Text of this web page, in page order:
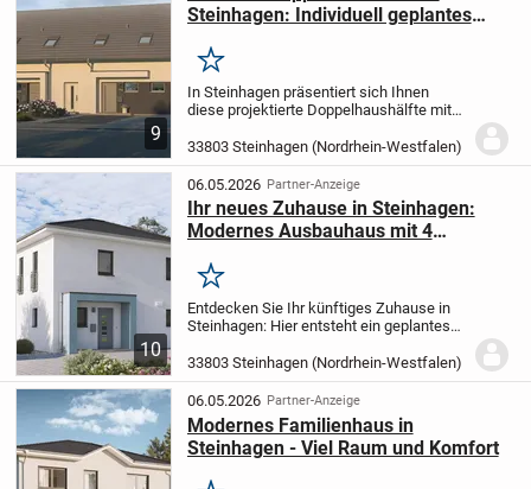
9
Steinhagen: Individuell geplantes
Merken
In Steinhagen präsentiert sich Ihnen
diese projektierte Doppelhaushälfte mit
Etagen und insgesamt vier Zimmern. Mit
drei Schlafzimmern, einem modern
ausgestatte...
33803 Steinhagen (Nordrhein-Westfalen)
10
06.05.2026 Partner-Anzeige
Ihr neues Zuhause in Steinhagen:
Modernes Ausbauhaus mit 4
Merken
Entdecken Sie Ihr künftiges Zuhause in
Steinhagen: Hier entsteht ein geplantes
m² Wohnfläche, das ganz nach Ihren
Wünschen und Vorstellungen realisiert
wird. Das...
33803 Steinhagen (Nordrhein-Westfalen)
06.05.2026 Partner-Anzeige
Modernes Familienhaus in
Steinhagen - Viel Raum und Komfort